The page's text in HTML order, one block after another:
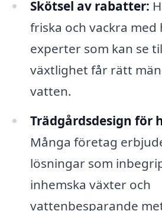
Skötsel av rabatter:
friska och vackra med
experter som kan se
växtlighet får rätt
vatten.
Trädgårdsdesign för
Många företag
lösningar som
inhemska växter och
vattenbesparande